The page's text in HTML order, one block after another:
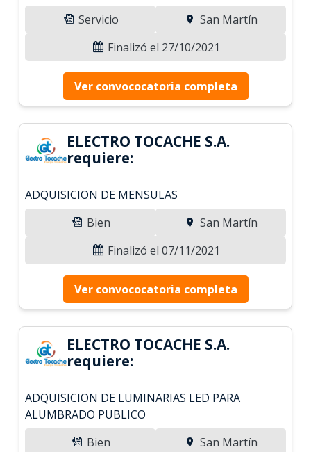
Servicio
San Martín
Finalizó el 27/10/2021
Ver convococatoria completa
ELECTRO TOCACHE S.A.
requiere:
ADQUISICION DE MENSULAS
Bien
San Martín
Finalizó el 07/11/2021
Ver convococatoria completa
ELECTRO TOCACHE S.A.
requiere:
ADQUISICION DE LUMINARIAS LED PARA
ALUMBRADO PUBLICO
Bien
San Martín